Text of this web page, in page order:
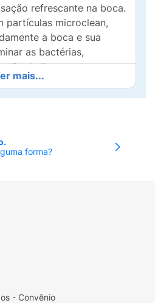
refrescante na boca.
partículas microclean,
a boca e sua
as bactérias,
de limpeza
Fresh oferece:
limpeza profunda e hálito
dentista regularmente.
mais...
forma?
- Convênio